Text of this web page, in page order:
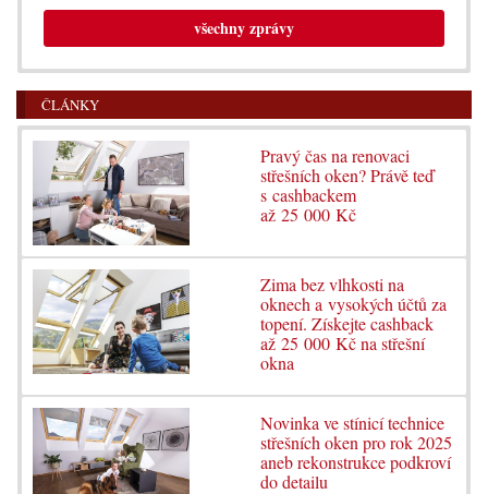
všechny zprávy
ČLÁNKY
Pravý čas na renovaci
střešních oken? Právě teď
s cashbackem
až 25 000 Kč
Zima bez vlhkosti na
oknech a vysokých účtů za
topení. Získejte cashback
až 25 000 Kč na střešní
okna
Novinka ve stínicí technice
střešních oken pro rok 2025
aneb rekonstrukce podkroví
do detailu